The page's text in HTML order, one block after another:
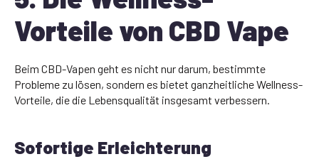
Vorteile von CBD Vape
Beim CBD-Vapen geht es nicht nur darum, bestimmte
Probleme zu lösen, sondern es bietet ganzheitliche Wellness-
Vorteile, die die Lebensqualität insgesamt verbessern.
Sofortige Erleichterung